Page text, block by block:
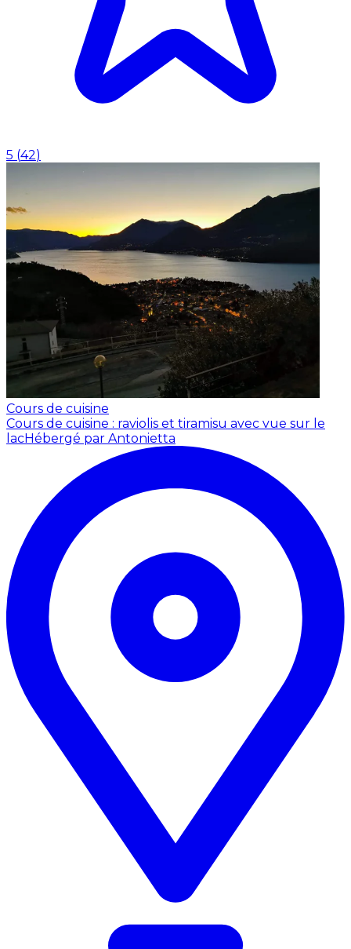
5 (42)
Cours de cuisine
Cours de cuisine : raviolis et tiramisu avec vue sur le
lacHébergé par Antonietta